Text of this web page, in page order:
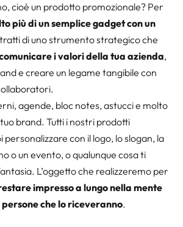
cioè un prodotto promozionale? Per
più di un semplice gadget con un
di uno strumento strategico che
i valori della tua azienda,
e creare un legame tangibile con
agende, bloc notes, astucci e molto
brand. Tutti i nostri prodotti
personalizzare con il logo, lo slogan, la
o un evento, o qualunque cosa ti
L’oggetto che realizzeremo per
impresso a lungo nella mente
che lo riceveranno.